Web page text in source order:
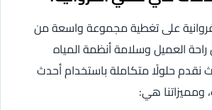
على تغطية مجموعة واسعة من
العميل وسلامة أنظمة المياه
حلولًا متكاملة باستخدام أحدث
ومميزاتنا هي: